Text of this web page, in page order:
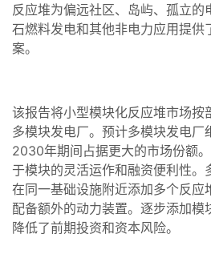
反应堆为偏远社区、岛屿、孤立
石燃料发电和其他非电力应用提供
案。
该报告将小型模块化反应堆市场按
多模块发电厂。预计多模块发电
2030年期间占据更大的市场份额
于模块的灵活运作和融资便利性。
在同一基础设施附近添加多个反应
配备额外的动力装置。逐步添加模
降低了前期投资和资本风险。